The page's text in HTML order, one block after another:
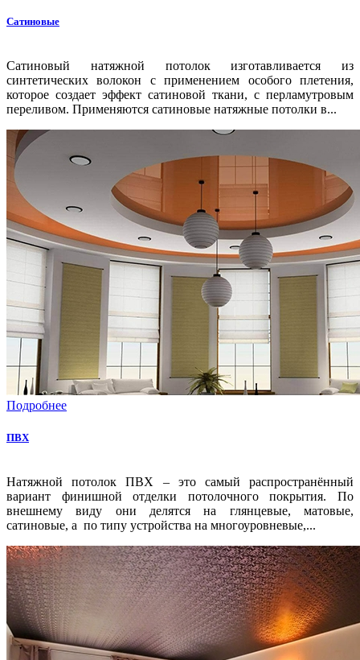
Сатиновые
Сатиновый натяжной потолок изготавливается из
синтетических волокон с применением особого плетения,
которое создает эффект сатиновой ткани, с перламутровым
переливом. Применяются сатиновые натяжные потолки в...
Подробнее
ПВХ
Натяжной потолок ПВХ – это самый распространённый
вариант финишной отделки потолочного покрытия. По
внешнему виду они делятся на глянцевые, матовые,
сатиновые, а по типу устройства на многоуровневые,...